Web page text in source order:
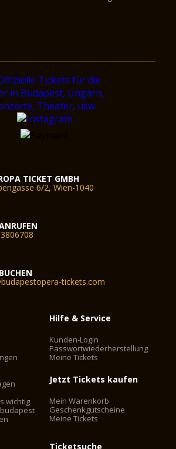
TICKET GMBH
6/2, Wien-1040
tickets.com
wichtig
Hilfe & Service
Kunden-Login
Passwortwiederherstellung
Meine Tickets
Jetzt Tickets kaufen
Mein Warenkorb
Geschenkgutscheine
Meine Tickets
Ticketsuche